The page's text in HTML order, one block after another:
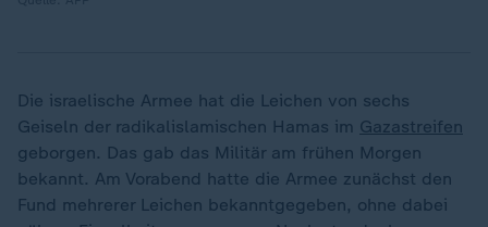
Die israelische Armee hat die Leichen von sechs
Geiseln der radikalislamischen Hamas im Gazastreifen
geborgen. Das gab das Militär am frühen Morgen
bekannt. Am Vorabend hatte die Armee zunächst den
Fund mehrerer Leichen bekanntgegeben, ohne dabei